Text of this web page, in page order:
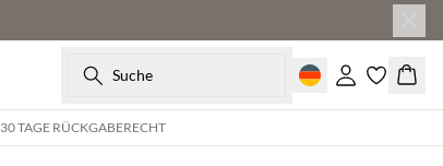
Suche Einloggen
30 TAGE RÜCKGABERECHT